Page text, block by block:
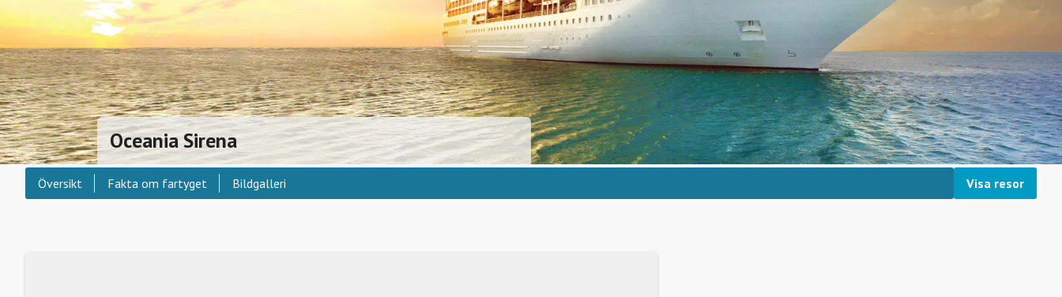
Oceania Sirena
Översikt Fakta om fartyget Bildgalleri Visa resor